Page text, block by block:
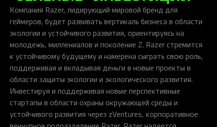
Компания Razer, лидирующий мировой бренд для
геймеров, будет развивать вертикаль бизнеса в области
экологии и устойчивого развития, ориентируясь на
молодежь, миллениалов и поколение Z. Razer стремится
к устойчивому будущему и намерена сыграть свою роль,
поддерживая и вкладывая деньги в новые проекты в
области защиты экологии и экологического развития.
Инвестируя и поддерживая новые перспективные
стартапы в области охраны окружающей среды и
устойчивого развития через zVentures, корпоративное